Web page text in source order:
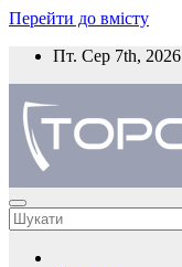
Перейти до вмісту
Пт. Сер 7th, 2026